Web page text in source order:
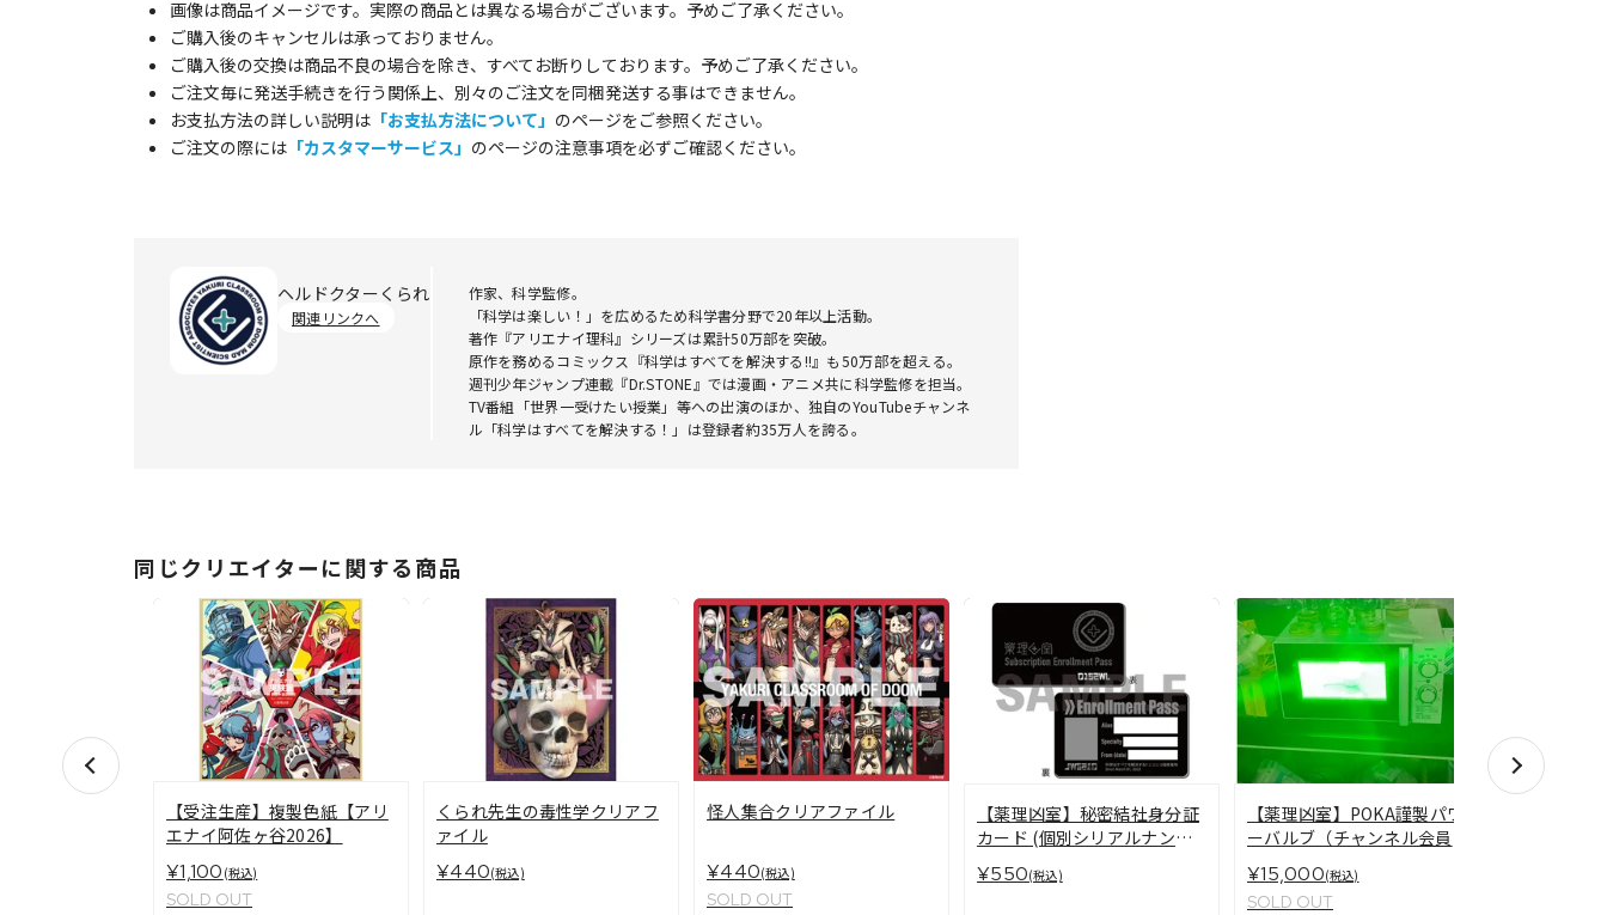
画像は商品イメージです。実際の商品とは異なる場合がございます。予めご了承ください。
ご購入後のキャンセルは承っておりません。
ご購入後の交換は商品不良の場合を除き、すべてお断りしております。予めご了承ください。
ご注文毎に発送手続きを行う関係上、別々のご注文を同梱発送する事はできません。
お支払方法の詳しい説明は 「お支払方法について」 のページをご参照ください。
ご注文の際には 「カスタマーサービス」 のページの注意事項を必ずご確認ください。
ヘルドクターくられ
関連リンクへ
作家、科学監修。
「科学は楽しい！」を広めるため科学書分野で20年以上活動。
著作『アリエナイ理科』シリーズは累計50万部を突破。
原作を務めるコミックス『科学はすべてを解決する!!』も50万部を超える。
週刊少年ジャンプ連載『Dr.STONE』では漫画・アニメ共に科学監修を担当。
TV番組「世界一受けたい授業」等への出演のほか、独自のYouTubeチャンネ
ル「科学はすべてを解決する！」は登録者約35万人を誇る。
同じクリエイターに関する商品
【受注生産】複製色紙【アリ
エナイ阿佐ヶ谷2026】
¥1,100 (税込)
SOLD OUT
くられ先生の毒性学クリアフ
ァイル
¥440(税込)
怪人集合クリアファイル
¥440(税込)
SOLD OUT
【薬理凶室】秘密結社身分証
カード (個別シリアルナンバ
ー入り)
¥550(税込)
【薬理凶室】POKA謹製パワ
ーバルブ（チャンネル会員限
定品）
¥15,000(税込)
SOLD OUT